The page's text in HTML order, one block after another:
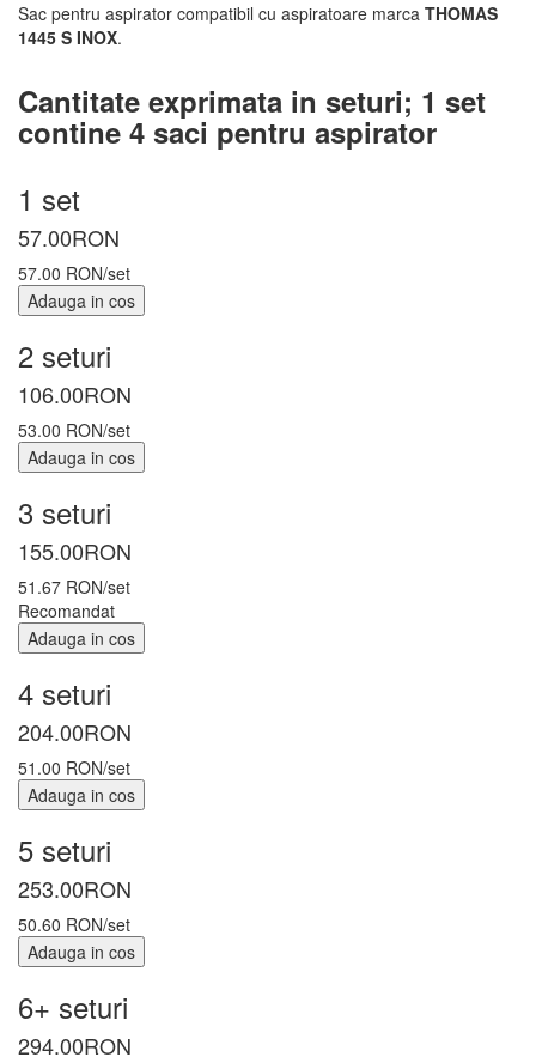
Sac pentru aspirator compatibil cu aspiratoare marca THOMAS
1445 S INOX.
Cantitate exprimata in seturi; 1 set
contine 4 saci pentru aspirator
1 set
57.00RON
57.00 RON/set
Adauga in cos
2 seturi
106.00RON
53.00 RON/set
Adauga in cos
3 seturi
155.00RON
51.67 RON/set
Recomandat
Adauga in cos
4 seturi
204.00RON
51.00 RON/set
Adauga in cos
5 seturi
253.00RON
50.60 RON/set
Adauga in cos
6+ seturi
294.00RON